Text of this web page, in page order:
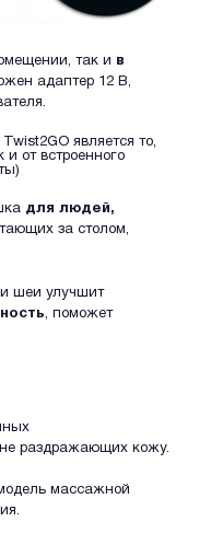
так и в
адаптер 12 В,
является то,
и от встроенного
для людей,
за столом,
шеи улучшит
, поможет
раздражающих кожу.
массажной